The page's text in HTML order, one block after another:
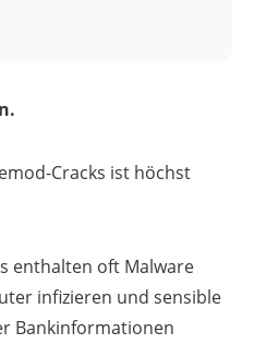
Cracks ist höchst
enthalten oft Malware
infizieren und sensible
Bankinformationen